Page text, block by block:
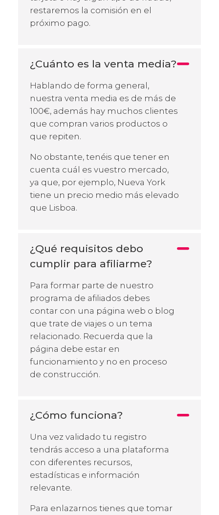
restaremos la comisión en el
próximo pago.
¿Cuánto es la venta media?
Hablando de forma general,
nuestra venta media es de más de
100€, además hay muchos clientes
que compran varios productos o
que repiten.
No obstante, tenéis que tener en
cuenta cuál es vuestro mercado,
ya que, por ejemplo, Nueva York
tiene un precio medio más elevado
que Lisboa.
¿Qué requisitos debo
cumplir para afiliarme?
Para formar parte de nuestro
programa de afiliados debes
contar con una página web o blog
que trate de viajes o un tema
relacionado. Recuerda que la
página debe estar en
funcionamiento y no en proceso
de construcción.
¿Cómo funciona?
Una vez validado tu registro
tendrás acceso a una plataforma
con diferentes recursos,
estadísticas e información
relevante.
Para enlazarnos tienes que tomar